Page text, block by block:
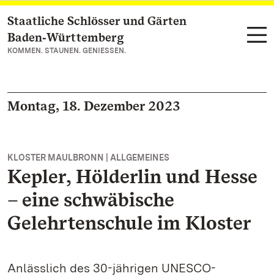
Zum Hauptinhalt springen
Staatliche Schlösser und Gärten
Baden‑Württemberg
KOMMEN. STAUNEN. GENIESSEN.
Montag, 18. Dezember 2023
KLOSTER MAULBRONN | ALLGEMEINES
Kepler, Hölderlin und Hesse
– eine schwäbische
Gelehrtenschule im Kloster
Anlässlich des 30-jährigen UNESCO-